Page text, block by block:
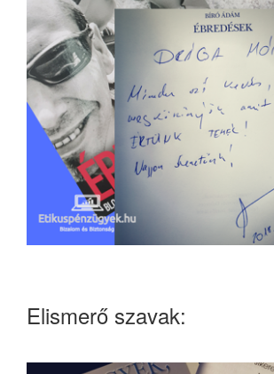
Elismerő szavak: